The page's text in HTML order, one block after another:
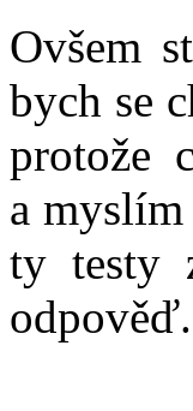
Ovšem
bych se
protože
a
ty testy
odpověď.